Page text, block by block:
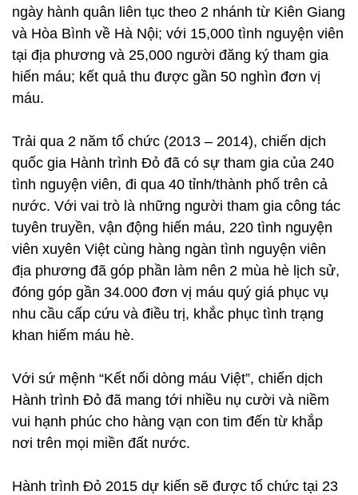
ngày hành quân liên tục theo 2 nhánh từ Kiên Giang
và Hòa Bình về Hà Nội; với 15,000 tình nguyện viên
tại địa phương và 25,000 người đăng ký tham gia
hiến máu; kết quả thu được gần 50 nghìn đơn vị
máu.
Trải qua 2 năm tổ chức (2013 – 2014), chiến dịch
quốc gia Hành trình Đỏ đã có sự tham gia của 240
tình nguyện viên, đi qua 40 tỉnh/thành phố trên cả
nước. Với vai trò là những người tham gia công tác
tuyên truyền, vận động hiến máu, 220 tình nguyện
viên xuyên Việt cùng hàng ngàn tình nguyện viên
địa phương đã góp phần làm nên 2 mùa hè lịch sử,
đóng góp gần 34.000 đơn vị máu quý giá phục vụ
nhu cầu cấp cứu và điều trị, khắc phục tình trạng
khan hiếm máu hè.
Với sứ mệnh “Kết nối dòng máu Việt”, chiến dịch
Hành trình Đỏ đã mang tới nhiều nụ cười và niềm
vui hạnh phúc cho hàng vạn con tim đến từ khắp
nơi trên mọi miền đất nước.
Hành trình Đỏ 2015 dự kiến sẽ được tổ chức tại 23